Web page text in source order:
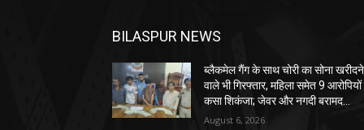
BILASPUR NEWS
ब्लैकमेल गैंग के साथ चोरी का सोना खरीदने
वाले भी गिरफ्तार, महिला समेत 9
कसा शिकंजा; जेवर और नगदी बरामद…
August 6, 2026